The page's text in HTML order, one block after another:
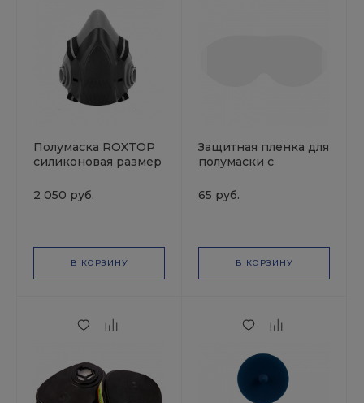
Полумаска ROXTOP
силиконовая размер
2 050 руб.
В КОРЗИНУ
Защитная пленка для
полумаски с
очками Jeta Safety Air
Optics 9500 (уп. 2 шт)
65 руб.
В КОРЗИНУ